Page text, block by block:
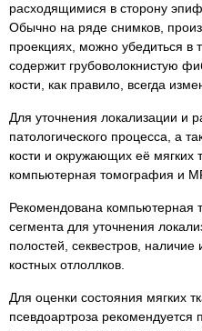
расходящимися в сторону
Обычно на ряде снимков,
проекциях, можно убедиться в
содержит грубоволокнистую
кости, как правило, всегда
Для уточнения локализации и
патологического процесса, а
кости и окружающих её мягких
компьютерная томография и
Рекомендована компьютерная
сегмента для уточнения
полостей, секвестров,
костных отлоллков.
Для оценки состояния мягких
псевдоартроза рекомендуется